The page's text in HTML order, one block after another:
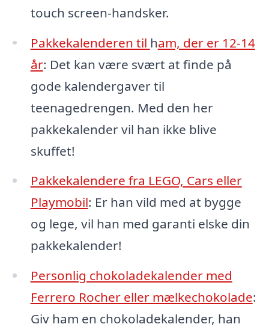
touch screen-handsker.
Pakkekalenderen til ham, der er 12-14
år: Det kan være svært at finde på
gode kalendergaver til
teenagedrengen. Med den her
pakkekalender vil han ikke blive
skuffet!
Pakkekalendere fra LEGO, Cars eller
Playmobil: Er han vild med at bygge
og lege, vil han med garanti elske din
pakkekalender!
Personlig chokoladekalender med
Ferrero Rocher eller mælkechokolade:
Giv ham en chokoladekalender, han